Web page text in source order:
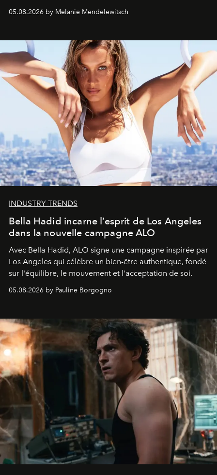
05.08.2026 by Melanie Mendelewitsch
INDUSTRY TRENDS
Bella Hadid incarne l’esprit de Los Angeles
dans la nouvelle campagne ALO
Avec Bella Hadid, ALO signe une campagne inspirée par
Los Angeles qui célèbre un bien-être authentique, fondé
sur l'équilibre, le mouvement et l'acceptation de soi.
05.08.2026 by Pauline Borgogno